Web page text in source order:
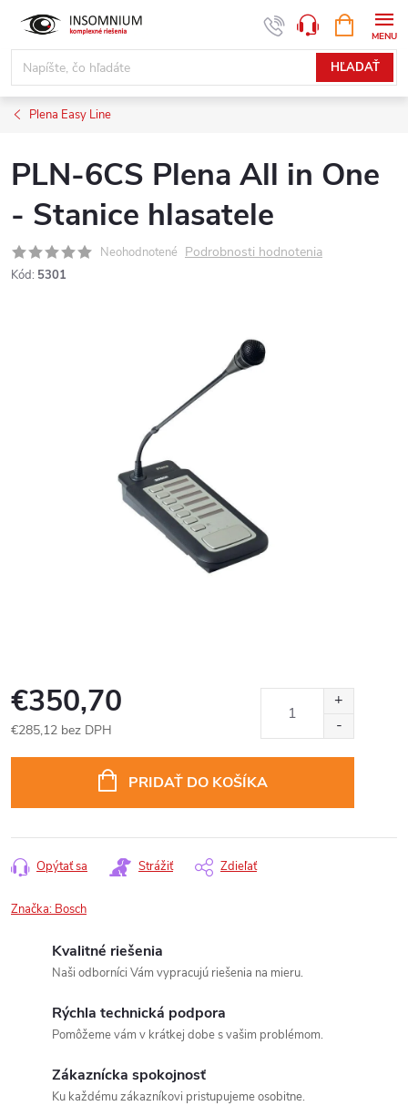
obsah
HĽADAŤ
KOŠÍK
Plena Easy Line
PLN-6CS Plena All in One
- Stanice hlasatele
Neohodnotené Podrobnosti hodnotenia
Kód: 5301
€350,70
€285,12 bez DPH
PRIDAŤ DO KOŠÍKA
Opýtať sa Strážiť Zdieľať
Značka: Bosch
Kvalitné riešenia
Naši odborníci Vám vypracujú riešenia na mieru.
Rýchla technická podpora
Pomôžeme vám v krátkej dobe s vašim problémom.
Zákaznícka spokojnosť
Ku každému zákazníkovi pristupujeme osobitne.
www.insomnium.sk - Chat